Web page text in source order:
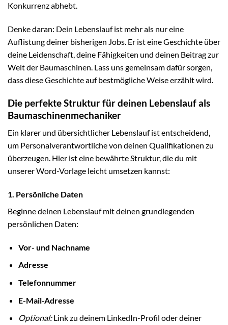
Konkurrenz abhebt.
Denke daran: Dein Lebenslauf ist mehr als nur eine
Auflistung deiner bisherigen Jobs. Er ist eine Geschichte über
deine Leidenschaft, deine Fähigkeiten und deinen Beitrag zur
Welt der Baumaschinen. Lass uns gemeinsam dafür sorgen,
dass diese Geschichte auf bestmögliche Weise erzählt wird.
Die perfekte Struktur für deinen Lebenslauf als
Baumaschinenmechaniker
Ein klarer und übersichtlicher Lebenslauf ist entscheidend,
um Personalverantwortliche von deinen Qualifikationen zu
überzeugen. Hier ist eine bewährte Struktur, die du mit
unserer Word-Vorlage leicht umsetzen kannst:
1. Persönliche Daten
Beginne deinen Lebenslauf mit deinen grundlegenden
persönlichen Daten:
Vor- und Nachname
Adresse
Telefonnummer
E-Mail-Adresse
Optional:Link zu deinem LinkedIn-Profil oder deiner